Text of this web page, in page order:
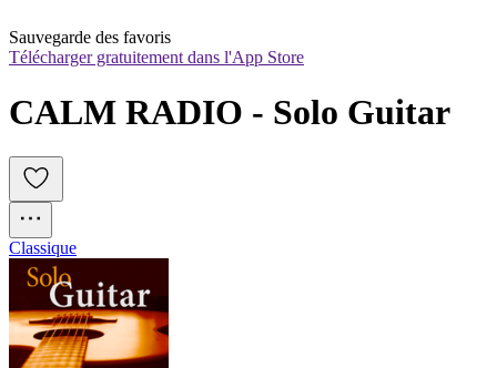
Sauvegarde des favoris
Télécharger gratuitement dans l'App Store
CALM RADIO - Solo Guitar
Classique